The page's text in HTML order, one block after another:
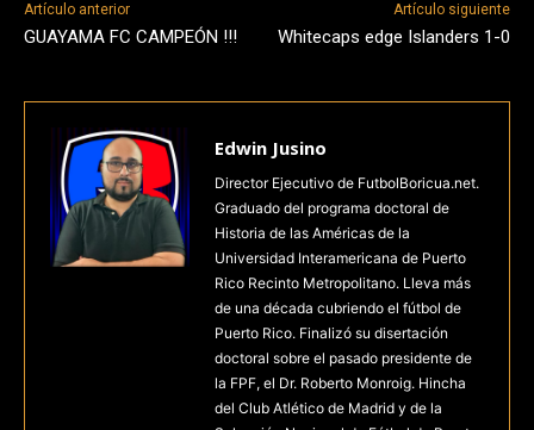
Artículo anterior
GUAYAMA FC CAMPEÓN !!!
Artículo siguiente
Whitecaps edge Islanders 1-0
Edwin Jusino
Director Ejecutivo de FutbolBoricua.net.
Graduado del programa doctoral de
Historia de las Américas de la
Universidad Interamericana de Puerto
Rico Recinto Metropolitano. Lleva más
de una década cubriendo el fútbol de
Puerto Rico. Finalizó su disertación
doctoral sobre el pasado presidente de
la FPF, el Dr. Roberto Monroig. Hincha
del Club Atlético de Madrid y de la